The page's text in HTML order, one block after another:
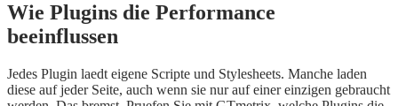
Wie Plugins die Performance
beeinflussen
Jedes Plugin laedt eigene Scripte und Stylesheets. Manche laden
diese auf jeder Seite, auch wenn sie nur auf einer einzigen gebraucht